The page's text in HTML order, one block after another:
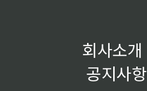
회사소개
공지사항